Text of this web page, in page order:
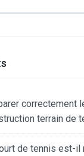
correctement
terrain de
de tennis est-il